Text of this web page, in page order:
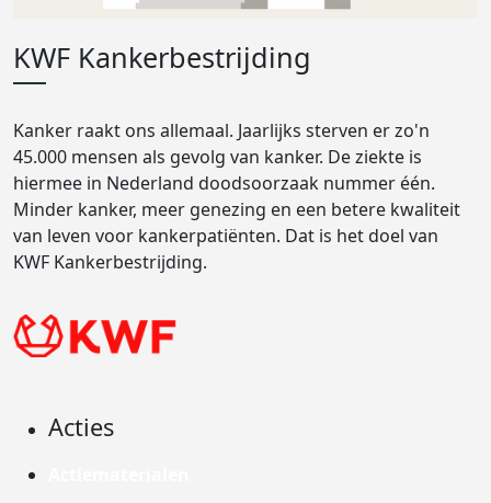
KWF Kankerbestrijding
Kanker raakt ons allemaal. Jaarlijks sterven er zo'n
45.000 mensen als gevolg van kanker. De ziekte is
hiermee in Nederland doodsoorzaak nummer één.
Minder kanker, meer genezing en een betere kwaliteit
van leven voor kankerpatiënten. Dat is het doel van
KWF Kankerbestrijding.
Acties